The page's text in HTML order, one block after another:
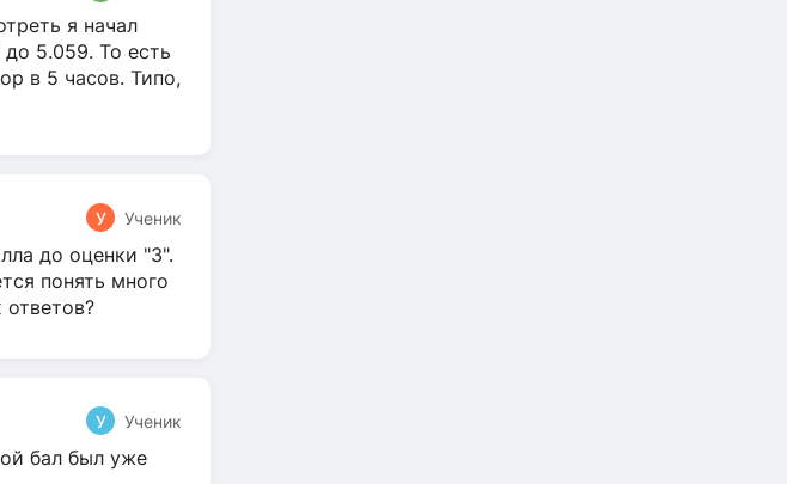
я начал
5.059. То есть
в 5 часов. Типо,
У Ученик
до оценки "3".
понять много
У Ученик
бал был уже